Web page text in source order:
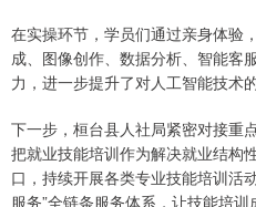
在实操环节，学员们通过亲身体验
成、图像创作、数据分析、智能客
力，进一步提升了对人工智能技术
下一步，桓台县人社局紧密对接重
把就业技能培训作为解决就业结构
口，持续开展各类专业技能培训活
服务”全链条服务体系，让技能培训